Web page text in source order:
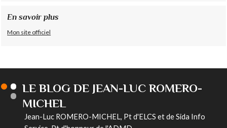
En savoir plus
Mon site officiel
LE BLOG DE JEAN-LUC ROMERO-
MICHEL
Jean-Luc ROMERO-MICHEL, Pt d'ELCS et de Sida Info